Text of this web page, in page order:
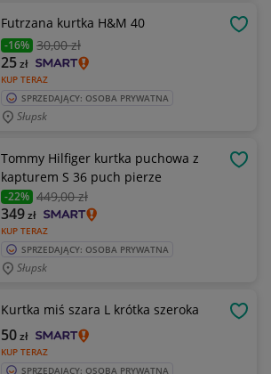
Futrzana kurtka H&M 40
-16% 30,00 zł
KUP TERAZ
25zł
SPRZEDAJĄCY: OSOBA PRYWATNA
Słupsk
Tommy Hilfiger kurtka puchowa z
kapturem S 36 puch pierze
-22% 449,00 zł
KUP TERAZ
349zł
SPRZEDAJĄCY: OSOBA PRYWATNA
Słupsk
Kurtka miś szara L krótka szeroka
KUP TERAZ
50zł
SPRZEDAJĄCY: OSOBA PRYWATNA